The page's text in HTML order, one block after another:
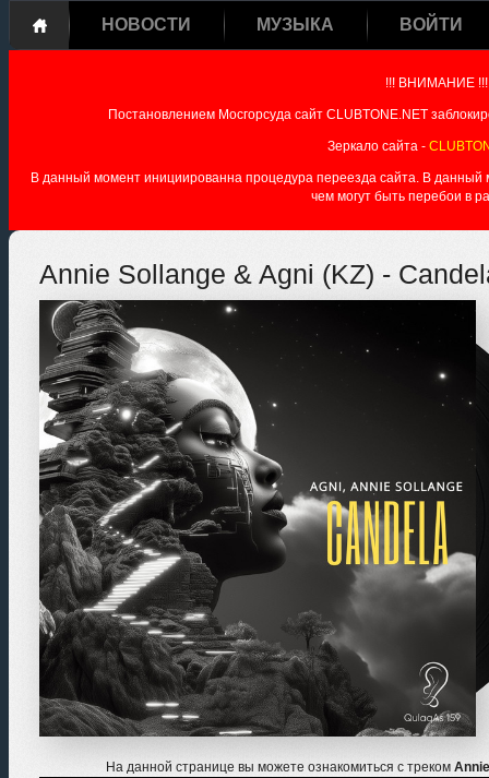
НОВОСТИ МУЗЫКА ВОЙТИ
!!! ВНИМАНИЕ !!!
Постановлением Мосгорсуда сайт CLUBTONE.NET
Зеркало сайта -
В данный момент инициированна процедура переезда сайта. В данный
чем могут быть перебои в
Annie Sollange & Agni (KZ) -
На данной странице вы можете ознакомиться с треком